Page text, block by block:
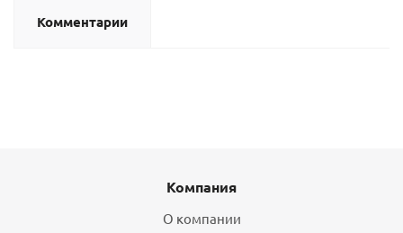
Комментарии
Компания
О компании